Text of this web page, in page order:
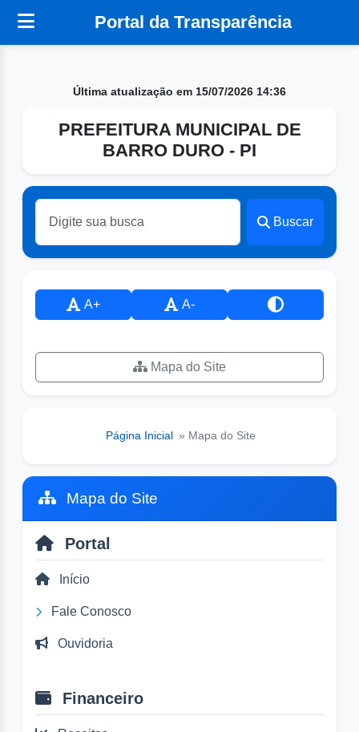
Portal da Transparência
Última atualização em 15/07/2026 14:36
PREFEITURA MUNICIPAL DE
BARRO DURO - PI
Buscar
A+ A-
Mapa do Site
Página Inicial » Mapa do Site
Mapa do Site
Portal
Início
Fale Conosco
Ouvidoria
Financeiro